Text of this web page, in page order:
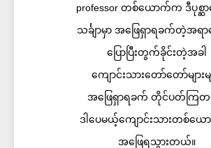
professor တစ်ယောက်က ဒီပုစ္
သင်္ချာမှာ အဖြေရှာရခက်တဲ့အ
ပြောပြီးတွက်ခိုင်းတဲ့အခါ
ကျောင်းသားတော်တော်များမ
အဖြေရှာရခက် တိုင်ပတ်ကြ
ဒါပေမယ့်ကျောင်းသားတစ်ယ
အဖြေရသွားတယ်။